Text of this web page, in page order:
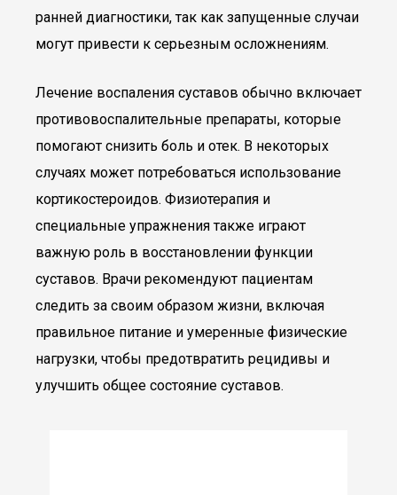
ранней диагностики, так как запущенные случаи
могут привести к серьезным осложнениям.
Лечение воспаления суставов обычно включает
противовоспалительные препараты, которые
помогают снизить боль и отек. В некоторых
случаях может потребоваться использование
кортикостероидов. Физиотерапия и
специальные упражнения также играют
важную роль в восстановлении функции
суставов. Врачи рекомендуют пациентам
следить за своим образом жизни, включая
правильное питание и умеренные физические
нагрузки, чтобы предотвратить рецидивы и
улучшить общее состояние суставов.